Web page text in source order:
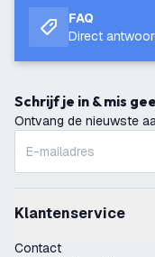
FAQ
Direct
Schrijf je in & mis
Ontvang de nieuwste
Klantenservice
Contact